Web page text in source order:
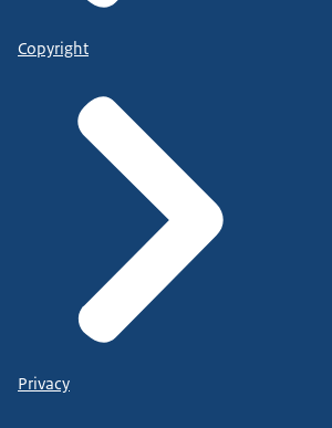
Copyright
Privacy